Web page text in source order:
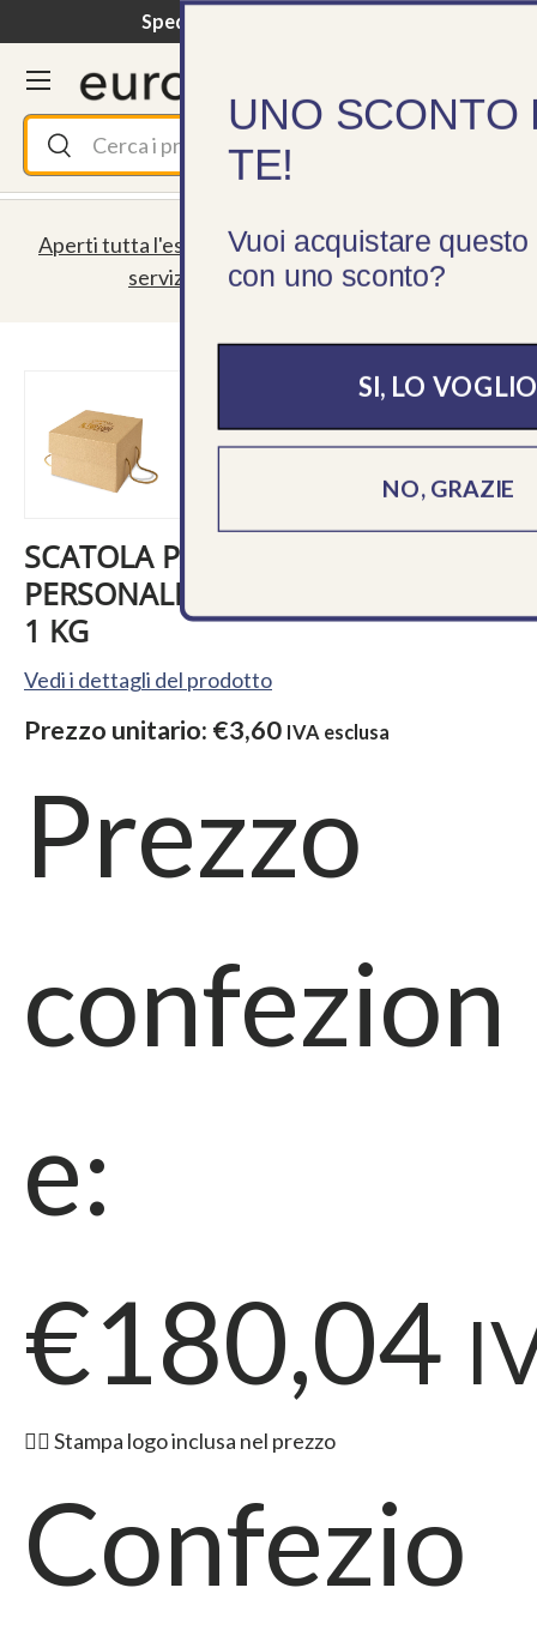
Passa ai contenuti
Spedizione gratuita da 195 €
Cerca
Cerca
Cerca Accedi
Menu
Aperti tutta l'estate! Spedizioni sempre garantite,
servizio clienti lun - ven 09 - 18
›
SCATOLA PANETTONE
PERSONALIZZABILE, CUBE AVANA
1 KG
Vedi i dettagli del prodotto
Prezzo unitario: €3,60 IVA esclusa
Prezzo
confezion
e:
€180,04
👉🏻 Stampa logo inclusa nel prezzo
Confezio
UNO SCONTO
TE!
Vuoi acquistare questo
con uno sconto?
SI, LO VOGLIO
NO, GRAZIE